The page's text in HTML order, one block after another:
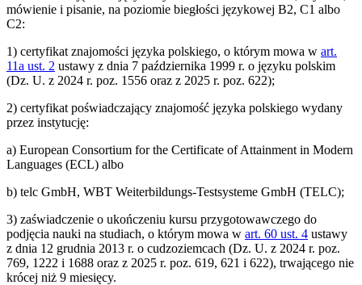
mówienie i pisanie, na poziomie biegłości językowej B2, C1 albo
C2:
1) certyfikat znajomości języka polskiego, o którym mowa w art.
11a ust. 2 ustawy z dnia 7 października 1999 r. o języku polskim
(Dz. U. z 2024 r. poz. 1556 oraz z 2025 r. poz. 622);
2) certyfikat poświadczający znajomość języka polskiego wydany
przez instytucję:
a) European Consortium for the Certificate of Attainment in Modern
Languages (ECL) albo
b) telc GmbH, WBT Weiterbildungs-Testsysteme GmbH (TELC);
3) zaświadczenie o ukończeniu kursu przygotowawczego do
podjęcia nauki na studiach, o którym mowa w art. 60 ust. 4 ustawy
z dnia 12 grudnia 2013 r. o cudzoziemcach (Dz. U. z 2024 r. poz.
769, 1222 i 1688 oraz z 2025 r. poz. 619, 621 i 622), trwającego nie
krócej niż 9 miesięcy.